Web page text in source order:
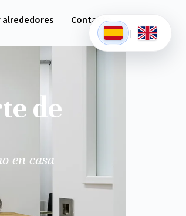
alrededores Contacto
de
en casa
|